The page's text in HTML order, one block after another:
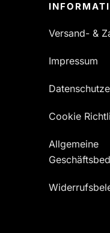
Versand- &
Impressum
Cookie
Allgemeine